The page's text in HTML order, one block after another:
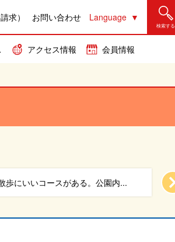
求） お問い合わせ Language
検索する
アクセス情報 会員情報
番はやっぱり「首里城」って選...